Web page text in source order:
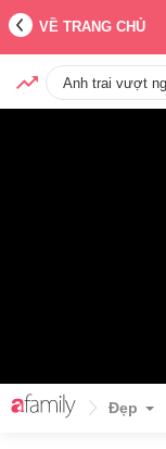
VỀ TRANG CHỦ
Anh trai vượt
Đẹp